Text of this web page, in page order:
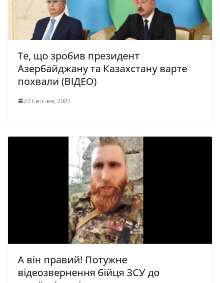
Те, що зробив президент
Азербайджану та Казахстану варте
похвали (ВІДЕО)
27 Серпня, 2022
А він правий! Потужне
відеозвернення бійця ЗСУ до